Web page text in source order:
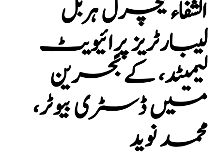
الشفاء نیچرل ہربل
لیبارٹریز پرٍائیویٹ
لیمیٹد، کے بحرین
میں ڈسٹری بیوٹر،
محمد نوید